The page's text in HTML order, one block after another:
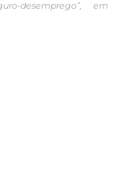
desemprego”, em